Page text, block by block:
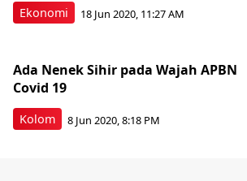
Ekonomi 18 Jun 2020, 11:27 AM
Kolom
Ada Nenek Sihir pada Wajah APBN
Covid 19
8 Jun 2020, 8:18 PM